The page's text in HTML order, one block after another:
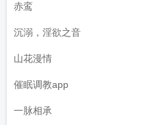
赤鸾
沉溺，淫欲之音
山花漫情
催眠调教app
一脉相承